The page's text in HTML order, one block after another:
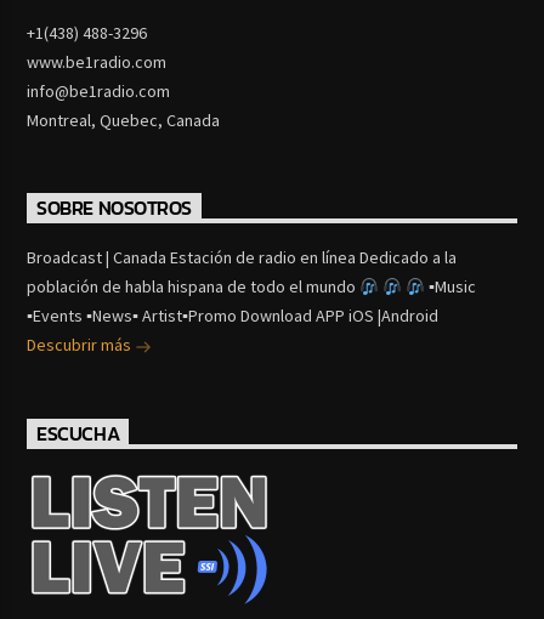
+1(438) 488-3296
www.be1radio.com
info@be1radio.com
Montreal, Quebec, Canada
SOBRE NOSOTROS
Broadcast | Canada Estación de radio en línea Dedicado a la
población de habla hispana de todo el mundo
▪Music
▪Events ▪News▪ Artist▪Promo Download APP iOS |Android
Descubrir más
ESCUCHA